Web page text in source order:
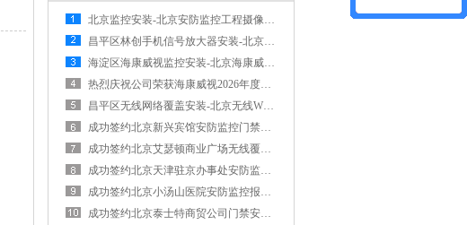
北京监控安装-北京安防监控工程摄像头安装维修公司首推北方远思
昌平区林创手机信号放大器安装-北京手机信号增强器安装维修公司
海淀区海康威视监控安装-北京海康威视摄像头监控工程安装维修公司
热烈庆祝公司荣获海康威视2026年度北京一级代理商
昌平区无线网络覆盖安装-北京无线WIFI网络覆盖安装维修公司
成功签约北京新兴宾馆安防监控门禁维修维护工程
成功签约北京艾瑟顿商业广场无线覆盖安装工程
成功签约北京天津驻京办事处安防监控安装工程
成功签约北京小汤山医院安防监控报警综合网络布线工程
成功签约北京泰士特商贸公司门禁安装工程